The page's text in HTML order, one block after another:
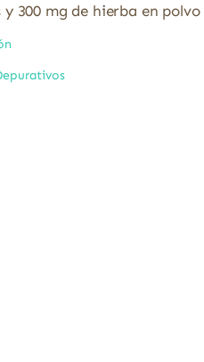
300 mg de hierba en polvo